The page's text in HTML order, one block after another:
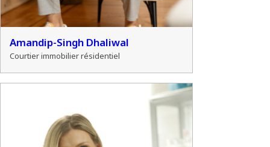
Amandip-Singh Dhaliwal
Courtier immobilier résidentiel